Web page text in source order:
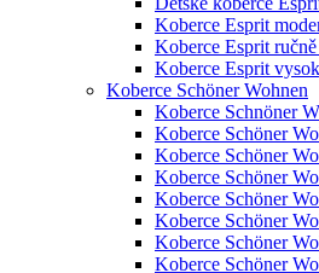
Koberce Esprit
Koberce Esprit
Koberce Esprit
Koberce Schöner Wohnen
Koberce Schnöner
Koberce Schöner
Koberce Schöner
Koberce Schöner
Koberce Schöner
Koberce Schöner
Koberce Schöner
Koberce Schöner